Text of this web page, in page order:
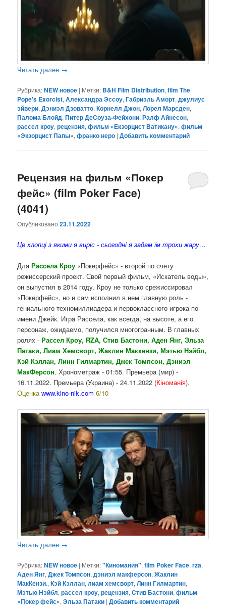
Читать далее →
Рубрика:NEW новое | Метки: B&H Film Distribution,film The
Pope's Exorcist,Александра Эссоу,Габриэль Аморт,джулиус
эйвери,Дэниэл Дзоватто,Корнелл Джон,Лорел Марсден,
Палома Блойд,Питер ДеСоуза-Фейхони,Ралф Айнесон,
рассел кроу,рецензия,фильм «Екзорцист Ватикану»,фильм
«Экзорцист Папы»,франко неро |Добавить комментарий
Рецензия на фильм «Покер
фейс» (film Poker Face)
(4041)
Опубликовано23.11.2022
Це хлопці з якими я виріс - сьогодні я задам їм трохи жару…
ДляРассела Кроу «Покерфейс» - второй по счету
режиссерский проект. Свой первый фильм, «Искатель воды»,
он выпустил в 2014 году. Кроу не только срежиссировал
«Покерфейс», но и сам исполнил в нем главную роль -
гениального техномиллиадера и первоклассного игрока по
имени Джейк. Игра Рассела, как всегда, на высоте, а его
персонаж, ожидаемо, получился многогранным. В главных
ролях -Рассел Кроу, RZA, Стив Бастони, Аден Янг, Эльза
Патаки, Лиам Хемсворт, Жаклин Маккензи, Мэтью Нэйбл,
Кэй Кэллан, Линн Гилмартин, Джек Томпсон, Дэниэл
МакФерсон. Хронометраж - 01:55. Премьера (мир) -
16.11.2022. Премьера (Украина) - 24.11.2022 (Кіноманія).
Оценкаwww.kino-nik.com 6/10
Читать далее →
Рубрика:NEW новое | Метки:"Киномания",film Poker Face,rza,
Аден Янг,Джек Томпсон,дэниэл макферсон,Жаклин
МакКензи.,Кэй Кэллан,лиам хемсворт,Линн Гилмартин,
Мэтью Нэйбл,рассел кроу,рецензия,Стив Бастони,фильм
«Покер фейс»,Эльза Патаки |Добавить комментарий